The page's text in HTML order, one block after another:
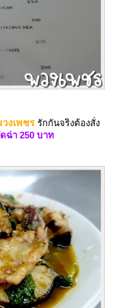
งเพชร รักกันจริงต้องสั่ง
ฉ่า 250 บาท